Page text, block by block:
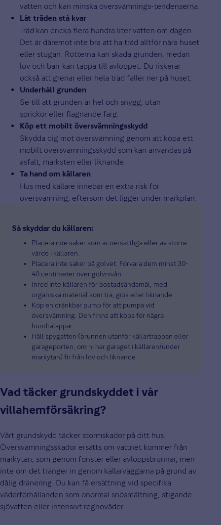
vatten och kan minska översvämnings-tendenserna.
Låt träden stå kvar
Träd kan dricka flera hundra liter vatten om dagen.
Det är däremot inte bra att ha träd alltför nära huset
eller stugan. Rötterna kan skada grunden, medan
löv och barr kan täppa till avloppet. Du riskerar
också att grenar eller hela träd faller ner på huset.
Underhåll grunden
Se till att grunden är hel och snygg, utan
sprickor eller flagnande färg.
Köp ett mobilt översvämningsskydd
Skydda dig mot översvämning genom att köpa ett
mobilt översvämningsskydd som kan användas på
asfalt, marksten eller liknande.
Ta hand om källaren
Hus med källare innebär en extra risk för
översvämning, eftersom det ligger under markplan.
Så skyddar du källaren:
Placera inte saker som är oersättliga eller av större
värde i källaren.
Placera inte saker på golvet. Förvara dem minst 30-
40 centimeter över golvnivån.
Inred inte källaren för bostadsändamål, med
organiska material som trä, gips eller liknande.
Köp en dränkbar pump för att pumpa vid
översvämning. Den finns att köpa för några
hundralappar.
Håll spygatten (brunnen utanför källartrappan eller
garageporten, om ni har garaget i källaren/under
markytan) fri från löv och liknande.
Vad täcker grundskyddet i vår
villahemförsäkring?
Vårt grundskydd täcker stormskador på ditt hus.
Översvämningsskador ersätts om vattnet kommer från
markytan, som genom fönster eller avloppsbrunnar, men
inte om det tränger in genom källarväggarna på grund av
dålig dränering. Du kan få ersättning vid specifika
väderförhållanden som onormal snösmältning, stigande
sjövatten eller intensivt regnoväder.